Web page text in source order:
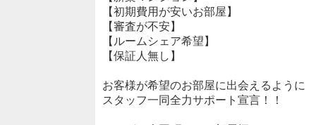
【初期費用が安いお部屋】
【審査が不安】
【ルームシェア希望】
【保証人無し】
お客様が希望のお部屋に出会えるように
スタッフ一同全力サポート宣言！！